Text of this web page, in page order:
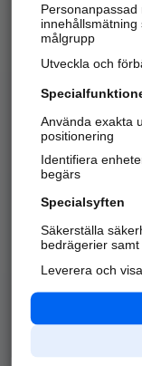
Hitta
Alla kategorier
API & Kartor
målgrupp
Utveckla och
Använda exakta
positionering
Identifiera
begärs
Specialsyften
Säkerställa
bedrägerier
Leverera och